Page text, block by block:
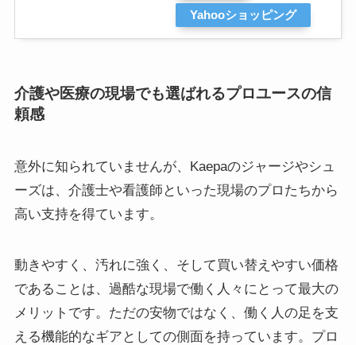
Yahooショッピング
介護や医療の現場でも選ばれるプロユースの信
頼感
意外に知られていませんが、Kaepaのジャージやシュ
ーズは、介護士や看護師といった現場のプロたちから
高い支持を得ています。
動きやすく、汚れに強く、そして買い替えやすい価格
であることは、過酷な現場で働く人々にとって最大の
メリットです。ただの安物ではなく、働く人の足を支
える機能的なギアとしての側面を持っています。プロ